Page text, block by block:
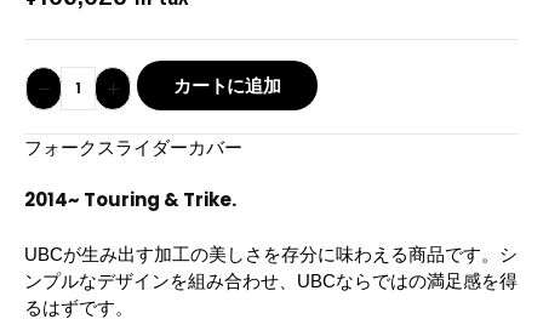
カートに追加
フォークスライダーカバー
2014~ Touring & Trike.
UBCが生み出す加工の美しさを存分に味わえる商品です。シ
ンプルなデザインを組み合わせ、UBCならではの満足感を得
るはずです。